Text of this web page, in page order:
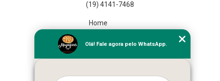
(19) 4141-7468
Home
Missão
Olá! Fale agora pelo WhatsApp.